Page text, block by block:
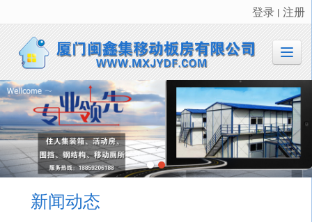
很遗憾，因您的浏览器版本过低导致无法获得最佳浏览体验，推荐下载安装谷歌浏览器！
登录 丨 注册
新闻动态